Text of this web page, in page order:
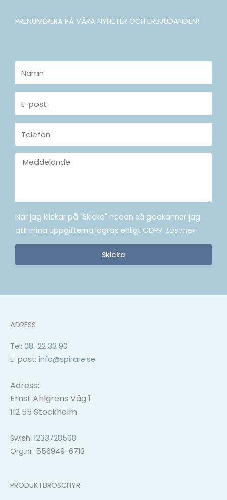
PRENUMERERA PÅ VÅRA NYHETER OCH ERBJUDANDEN!
post
Meddelande
När jag klickar på "Skicka" nedan så godkänner jag
att mina uppgifterna lagras enligt GDPR. Läs mer
Skicka
ADRESS
Tel: 08-22 33 90
E-post: info@spirare.se
Adress:
Ernst Ahlgrens Väg 1
112 55 Stockholm
Swish: 1233728508
Org.nr: 556949-6713
PRODUKTBROSCHYR